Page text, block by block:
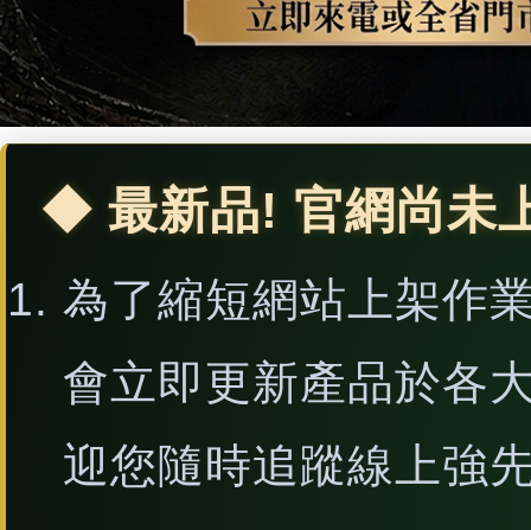
◆ 最新品! 官網尚未
為了縮短網站上架作
會立即更新產品於各
迎您隨時追蹤線上強